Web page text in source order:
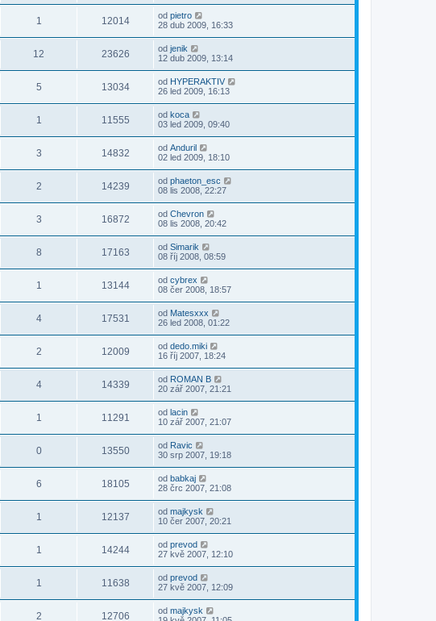
1 12014 od pietro
28 dub 2009, 16:33
12 23626 od jenik
12 dub 2009, 13:14
5 13034 od HYPERAKTIV
26 led 2009, 16:13
1 11555 od koca
03 led 2009, 09:40
3 14832 od Anduril
02 led 2009, 18:10
2 14239 od phaeton_esc
08 lis 2008, 22:27
3 16872 od Chevron
08 lis 2008, 20:42
8 17163 od Simarik
08 říj 2008, 08:59
1 13144 od cybrex
08 čer 2008, 18:57
4 17531 od Matesxxx
26 led 2008, 01:22
2 12009 od dedo.miki
16 říj 2007, 18:24
4 14339 od ROMAN B
20 zář 2007, 21:21
1 11291 od lacin
10 zář 2007, 21:07
0 13550 od Ravic
30 srp 2007, 19:18
6 18105 od babkaj
28 črc 2007, 21:08
1 12137 od majkysk
10 čer 2007, 20:21
1 14244 od prevod
27 kvě 2007, 12:10
1 11638 od prevod
27 kvě 2007, 12:09
2 12706 od majkysk